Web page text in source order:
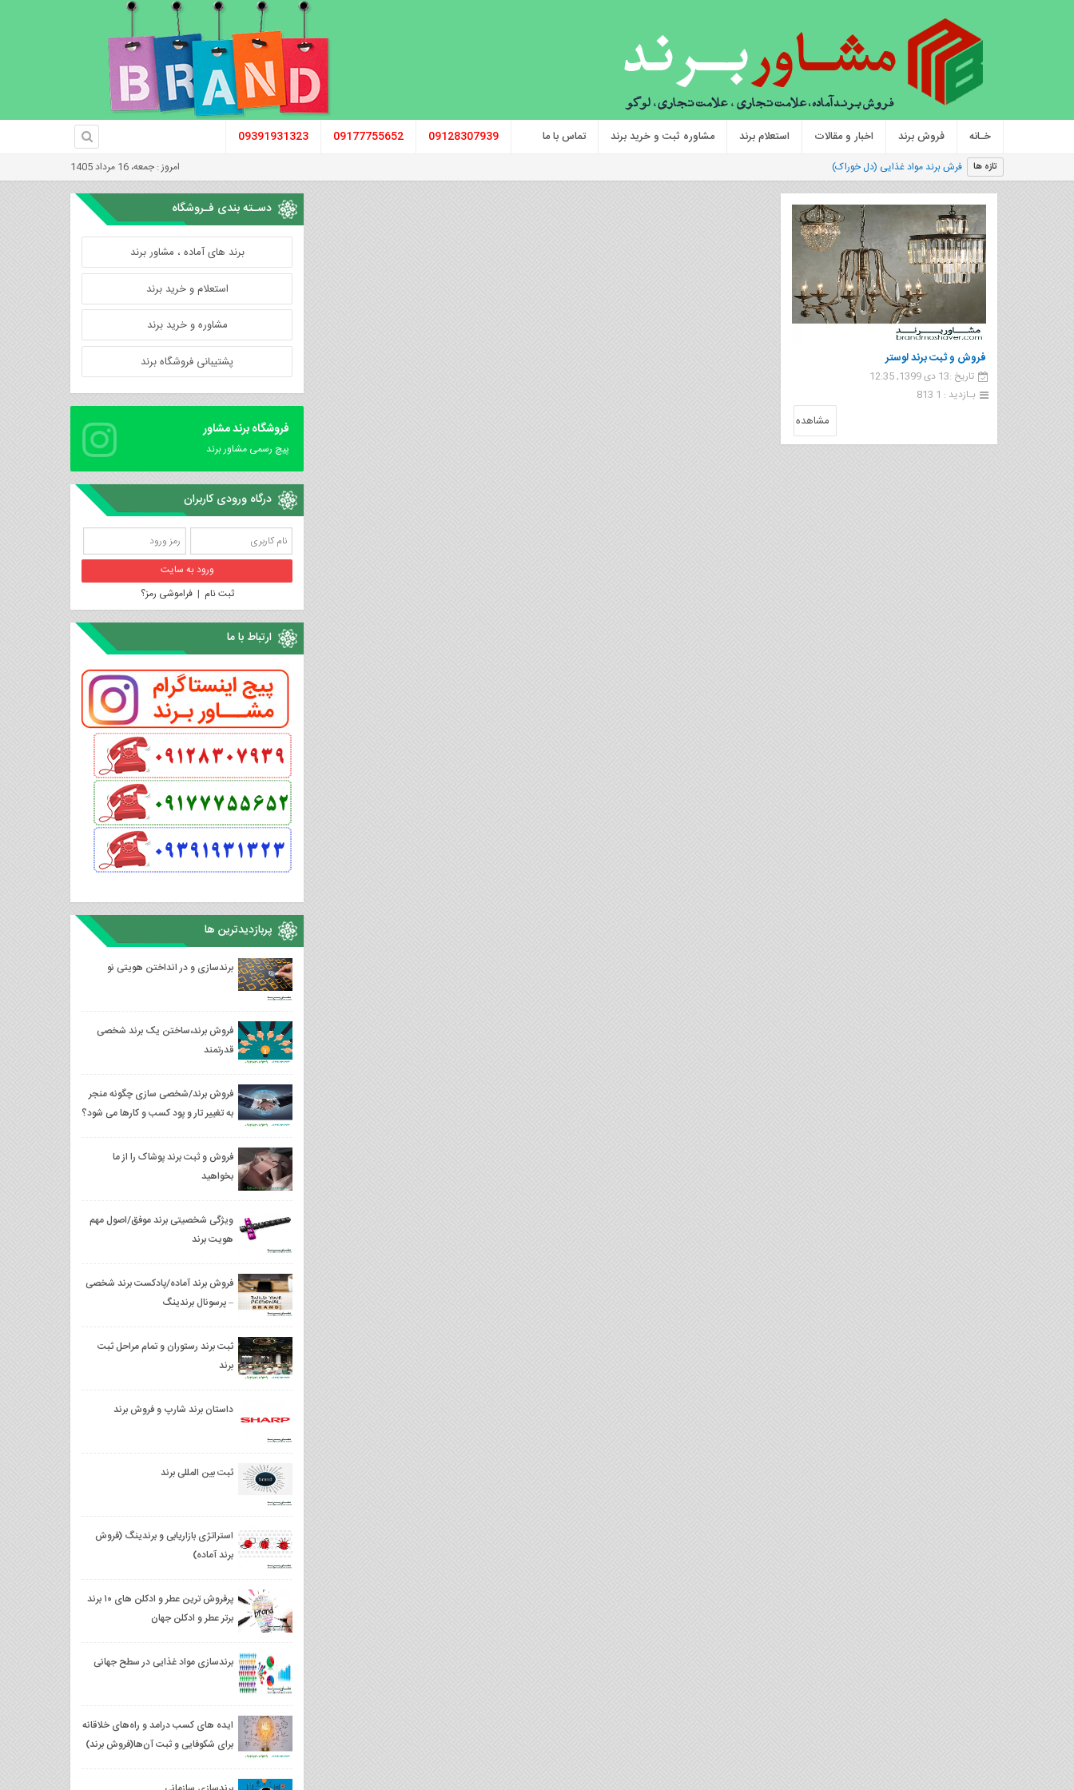
خـانه فروش برند اخبار و مقالات استعلام برند مشاوره ثبت و خرید برند تماس با ما 09128307939
09177755652
09391931323
تازه ها | امروز : جمعه، 16 مرداد 1405
فروش و ثبت برند لوستر
تاریخ :13 دی 1399, 12:35
بـازدید : 1 813
مشاهده
دسـته بندی فـروشگاه
برند های آماده ، مشاور برند
استعلام و خرید برند
مشاوره و خرید برند
پشتیبانی فروشگاه برند
فروشگاه برند مشاور
پیچ رسمی مشاور برند
درگاه ورودی کاربران
ثبت نام |فراموشی رمز؟
ارتباط با ما
پربازدیدترین ها
برندسازی و در انداختن هویتی نو
فروش برند،ساختن یک برند شخصی
قدرتمند
فروش برند/شخصی سازی چگونه منجر
به تغییر تار و پود کسب و کارها می شود؟
فروش و ثبت برند پوشاک را از ما
بخواهید
ویژگی شخصیتی برند موفق/اصول مهم
هویت برند
فروش برند آماده/پادکست برند شخصی
– پرسونال برندینگ
ثبت برند رستوران و تمام مراحل ثبت
برند
داستان برند شارپ و فروش برند
ثبت بین المللی برند
استراتژی بازاریابی و برندینگ (فروش
برند آماده)
پرفروش ترین عطر و ادکلن های ۱۰ برند
برتر عطر و ادکلن جهان
برندسازی مواد غذایی در سطح جهانی
ایده های کسب درامد و راه‌های خلاقانه
برای شکوفایی و ثبت آن‌ها(فروش برند)